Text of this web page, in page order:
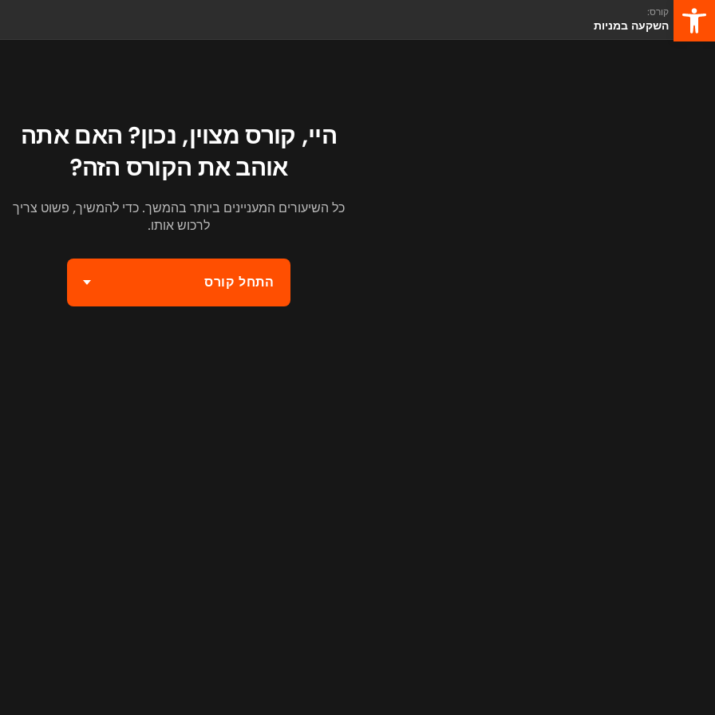
קורס:
השקעה במניות
היי, קורס מצוין, נכון? האם אתה
אוהב את הקורס הזה?
כל השיעורים המעניינים ביותר בהמשך. כדי להמשיך, פשוט צריך
לרכוש אותו.
התחל קורס